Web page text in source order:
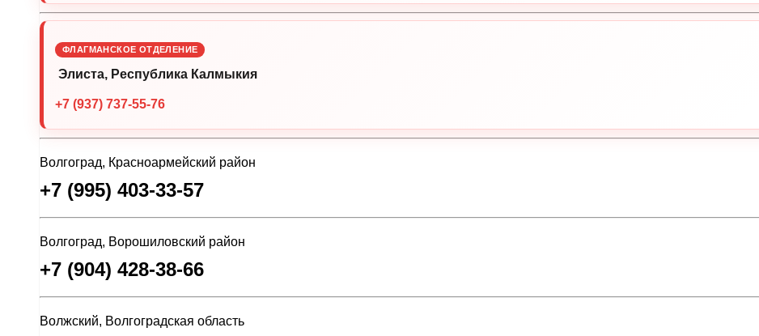
ФЛАГМАНСКОЕ ОТДЕЛЕНИЕ
Элиста, Республика Калмыкия
+7 (937) 737-55-76
Волгоград, Красноармейский район
+7 (995) 403-33-57
Волгоград, Ворошиловский район
+7 (904) 428-38-66
Волжский, Волгоградская область